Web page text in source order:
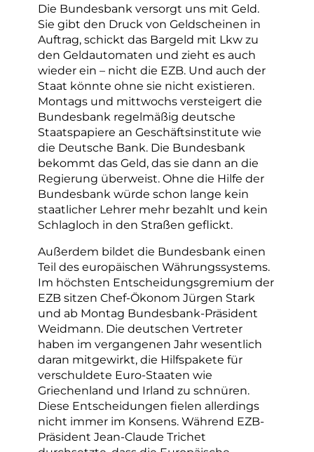
Die Bundesbank versorgt uns mit Geld.
Sie gibt den Druck von Geldscheinen in
Auftrag, schickt das Bargeld mit Lkw zu
den Geldautomaten und zieht es auch
wieder ein – nicht die EZB. Und auch der
Staat könnte ohne sie nicht existieren.
Montags und mittwochs versteigert die
Bundesbank regelmäßig deutsche
Staatspapiere an Geschäftsinstitute wie
die Deutsche Bank. Die Bundesbank
bekommt das Geld, das sie dann an die
Regierung überweist. Ohne die Hilfe der
Bundesbank würde schon lange kein
staatlicher Lehrer mehr bezahlt und kein
Schlagloch in den Straßen geflickt.
Außerdem bildet die Bundesbank einen
Teil des europäischen Währungssystems.
Im höchsten Entscheidungsgremium der
EZB sitzen Chef-Ökonom Jürgen Stark
und ab Montag Bundesbank-Präsident
Weidmann. Die deutschen Vertreter
haben im vergangenen Jahr wesentlich
daran mitgewirkt, die Hilfspakete für
verschuldete Euro-Staaten wie
Griechenland und Irland zu schnüren.
Diese Entscheidungen fielen allerdings
nicht immer im Konsens. Während EZB-
Präsident Jean-Claude Trichet